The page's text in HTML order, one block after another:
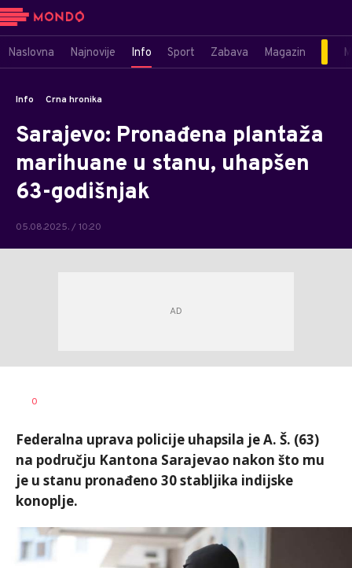
Naslovna Najnovije Info Sport Zabava Magazin
Info Crna hronika
Sarajevo: Pronađena plantaža
marihuane u stanu, uhapšen
63-godišnjak
05.08.2025. / 10:20
AUTOR
0
Federalna uprava policije uhapsila je A. Š. (63)
na području Kantona Sarajevao nakon što mu
je u stanu pronađeno 30 stabljika indijske
konoplje.